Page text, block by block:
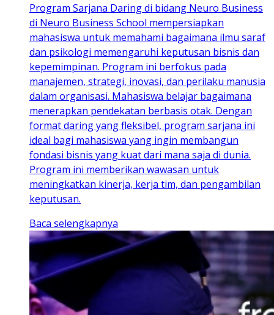
Program Sarjana Daring di bidang Neuro Business
di Neuro Business School mempersiapkan
mahasiswa untuk memahami bagaimana ilmu saraf
dan psikologi memengaruhi keputusan bisnis dan
kepemimpinan. Program ini berfokus pada
manajemen, strategi, inovasi, dan perilaku manusia
dalam organisasi. Mahasiswa belajar bagaimana
menerapkan pendekatan berbasis otak. Dengan
format daring yang fleksibel, program sarjana ini
ideal bagi mahasiswa yang ingin membangun
fondasi bisnis yang kuat dari mana saja di dunia.
Program ini memberikan wawasan untuk
meningkatkan kinerja, kerja tim, dan pengambilan
keputusan.
Baca selengkapnya